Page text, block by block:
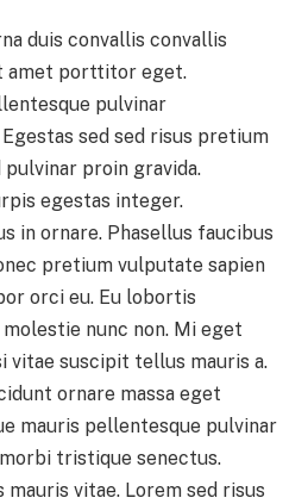
duis convallis convallis
amet porttitor eget.
pulvinar
sed sed risus pretium
pulvinar proin gravida.
egestas integer.
in ornare. Phasellus faucibus
pretium vulputate sapien
orci eu. Eu lobortis
nunc non. Mi eget
vitae suscipit tellus mauris a.
ornare massa eget
mauris pellentesque pulvinar
tristique senectus.
vitae. Lorem sed risus